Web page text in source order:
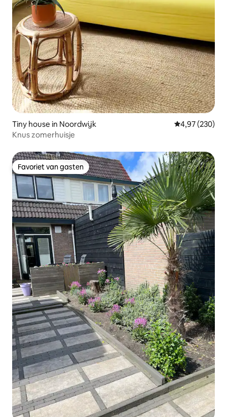
Tiny house in Noordwijk Gemiddelde
4,97 (230)
Knus zomerhuisje
Favoriet van gasten
Favoriet van gasten